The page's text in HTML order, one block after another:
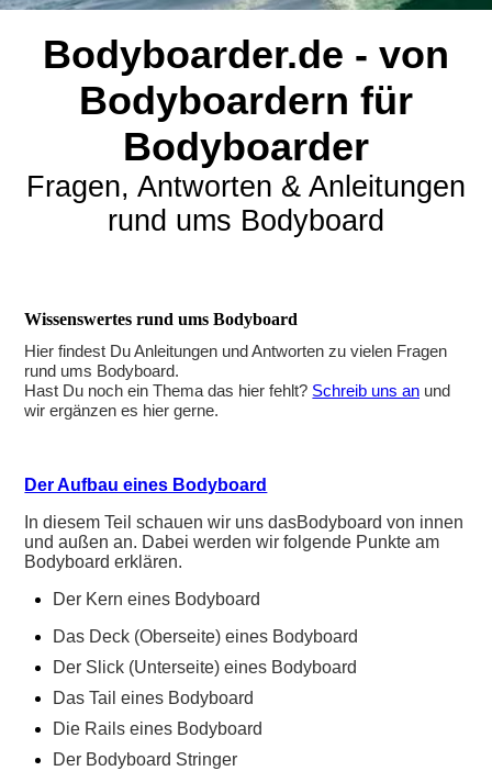
Bodyboarder.de - von
Bodyboardern für
Bodyboarder
Fragen, Antworten & Anleitungen
rund ums Bodyboard
Wissenswertes rund ums Bodyboard
Hier findest Du Anleitungen und Antworten zu vielen Fragen
rund ums Bodyboard.
Hast Du noch ein Thema das hier fehlt? Schreib uns an und
wir ergänzen es hier gerne.
Der Aufbau eines Bodyboard
In diesem Teil schauen wir uns dasBodyboard von innen
und außen an. Dabei werden wir folgende Punkte am
Bodyboard erklären.
Der Kern eines Bodyboard
Das Deck (Oberseite) eines Bodyboard
Der Slick (Unterseite) eines Bodyboard
Das Tail eines Bodyboard
Die Rails eines Bodyboard
Der Bodyboard Stringer